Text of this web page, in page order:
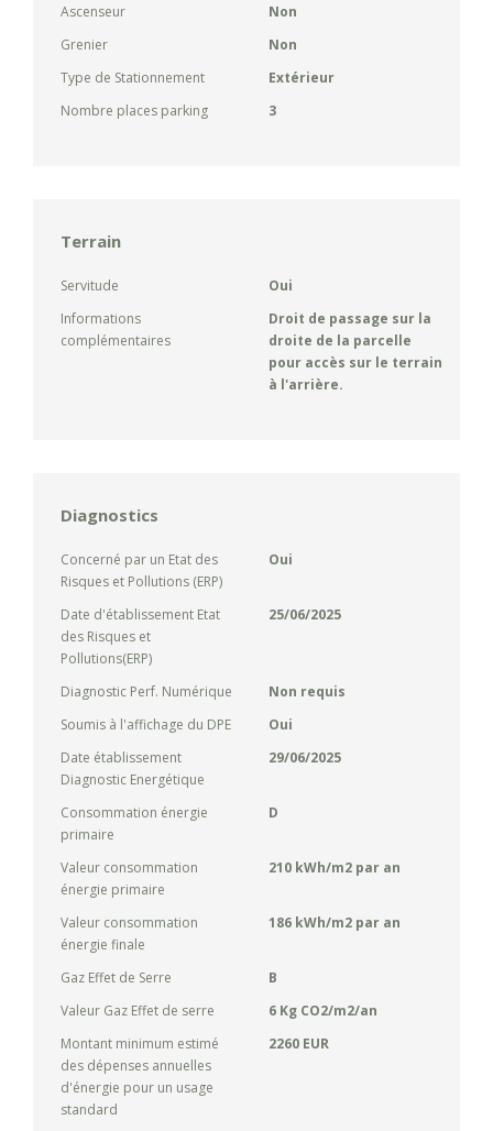
Ascenseur
Non
Grenier
Non
Type de Stationnement
Extérieur
Nombre places parking
3
Terrain
Servitude
Oui
Informations
complémentaires
Droit de passage sur la
droite de la parcelle
pour accès sur le terrain
à l'arrière.
Diagnostics
Concerné par un Etat des
Risques et Pollutions (ERP)
Oui
Date d'établissement Etat
des Risques et
Pollutions(ERP)
25/06/2025
Diagnostic Perf. Numérique
Non requis
Soumis à l'affichage du DPE
Oui
Date établissement
Diagnostic Energétique
29/06/2025
Consommation énergie
primaire
D
Valeur consommation
énergie primaire
210 kWh/m2 par an
Valeur consommation
énergie finale
186 kWh/m2 par an
Gaz Effet de Serre
B
Valeur Gaz Effet de serre
6 Kg CO2/m2/an
Montant minimum estimé
des dépenses annuelles
d'énergie pour un usage
standard
2260 EUR